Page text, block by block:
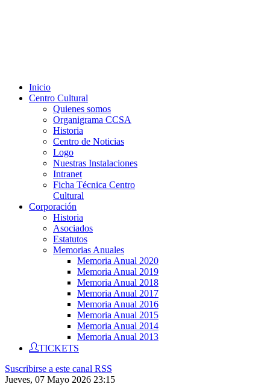
Inicio
Centro Cultural
Quienes somos
Organigrama CCSA
Historia
Centro de Noticias
Logo
Nuestras Instalaciones
Intranet
Ficha Técnica Centro
Cultural
Corporación
Historia
Asociados
Estatutos
Memorias Anuales
Memoria Anual 2020
Memoria Anual 2019
Memoria Anual 2018
Memoria Anual 2017
Memoria Anual 2016
Memoria Anual 2015
Memoria Anual 2014
Memoria Anual 2013
TICKETS
Suscribirse a este canal RSS
Jueves, 07 Mayo 2026 23:15